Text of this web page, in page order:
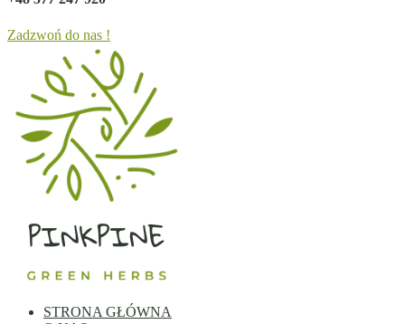
Zadzwoń do nas !
STRONA GŁÓWNA